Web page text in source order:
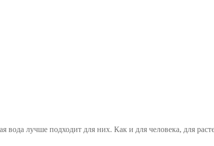
вода лучше подходит для них. Как и для человека, для